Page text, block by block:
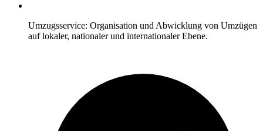
Umzugsservice: Organisation und Abwicklung von Umzügen
auf lokaler, nationaler und internationaler Ebene.